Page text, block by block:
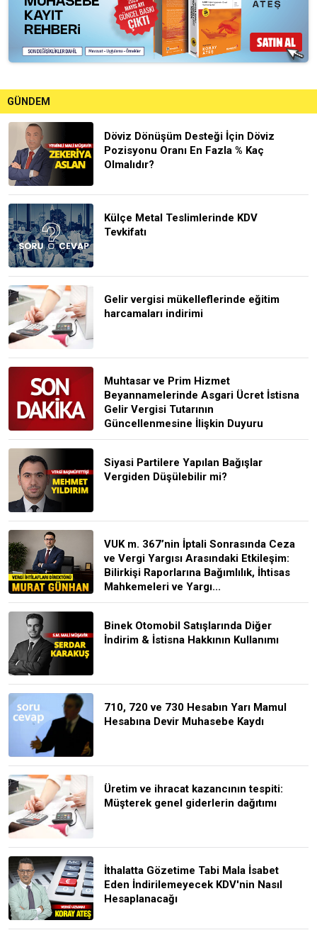
GÜNDEM
Döviz Dönüşüm Desteği İçin Döviz
Pozisyonu Oranı En Fazla % Kaç
Olmalıdır?
Külçe Metal Teslimlerinde KDV
Tevkifatı
Gelir vergisi mükelleflerinde eğitim
harcamaları indirimi
Muhtasar ve Prim Hizmet
Beyannamelerinde Asgari Ücret İstisna
Gelir Vergisi Tutarının
Güncellenmesine İlişkin Duyuru
Siyasi Partilere Yapılan Bağışlar
Vergiden Düşülebilir mi?
VUK m. 367’nin İptali Sonrasında Ceza
ve Vergi Yargısı Arasındaki Etkileşim:
Bilirkişi Raporlarına Bağımlılık, İhtisas
Mahkemeleri ve Yargı...
Binek Otomobil Satışlarında Diğer
İndirim & İstisna Hakkının Kullanımı
710, 720 ve 730 Hesabın Yarı Mamul
Hesabına Devir Muhasebe Kaydı
Üretim ve ihracat kazancının tespiti:
Müşterek genel giderlerin dağıtımı
İthalatta Gözetime Tabi Mala İsabet
Eden İndirilemeyecek KDV'nin Nasıl
Hesaplanacağı